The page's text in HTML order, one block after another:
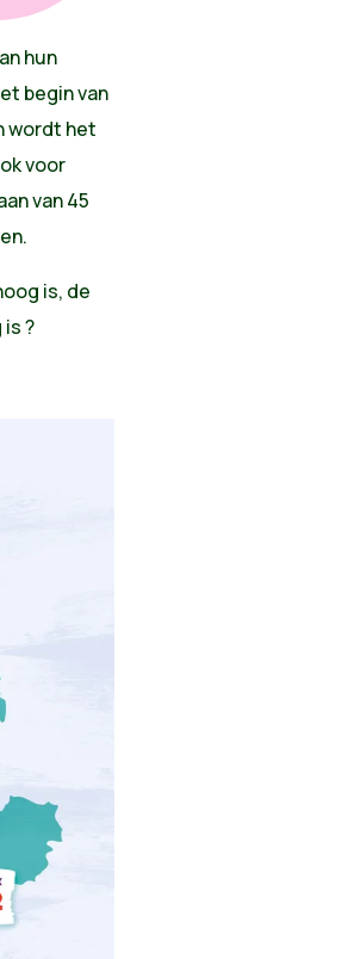
hun
begin van
wordt het
voor
van 45
is, de
?